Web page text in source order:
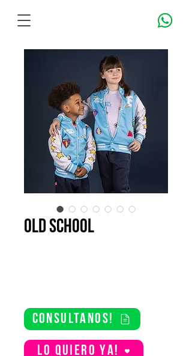
old school
consultanos!
Lo quiero YA!